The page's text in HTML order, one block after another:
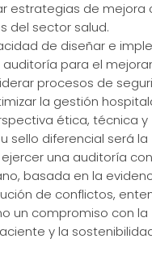
estrategias de mejora
del sector salud.
de diseñar e
para el
procesos de
la gestión
ética, técnica y
sello diferencial será la
una auditoría con
basada en la
de conflictos,
un compromiso con la
y la